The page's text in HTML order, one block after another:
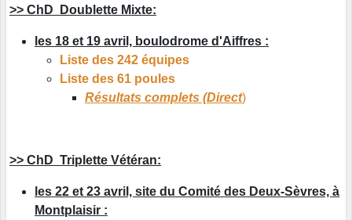
>> ChD Doublette Mixte:
les 18 et 19 avril, boulodrome d'Aiffres :
Liste des 242 équipes
Liste des 61 poules
Résultats complets (Direct)
>> ChD Triplette Vétéran:
les 22 et 23 avril, site du Comité des Deux-Sèvres, à
Montplaisir :